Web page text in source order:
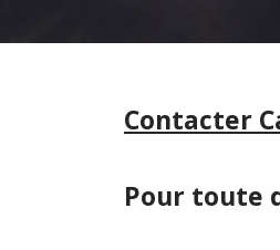
Contacter
Pour toute